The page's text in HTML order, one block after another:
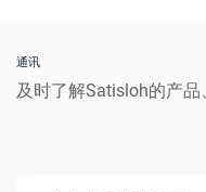
通讯
及时了解Satisloh的产